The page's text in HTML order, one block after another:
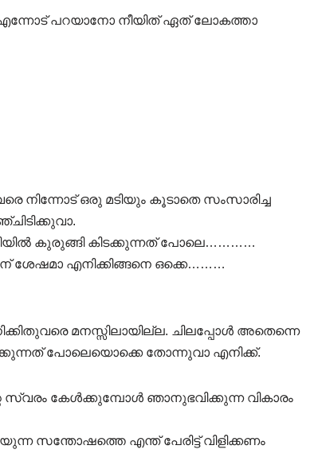
എന്നോട് പറയാനോ നീയിത് ഏത് ലോകത്താ
നിന്നോട് ഒരു മടിയും കൂടാതെ സംസാരിച്ച
കുരുങ്ങി കിടക്കുന്നത് പോലെ…………
ശേഷമാ എനിക്കിങ്ങനെ ഒക്കെ………
മനസ്സിലായില്ല. ചിലപ്പോൾ അതെന്നെ
പോലെയൊക്കെ തോന്നുവാ എനിക്ക്.
സ്വരം കേൾക്കുമ്പോൾ ഞാനുഭവിക്കുന്ന വികാരം
സന്തോഷത്തെ എന്ത് പേരിട്ട് വിളിക്കണം